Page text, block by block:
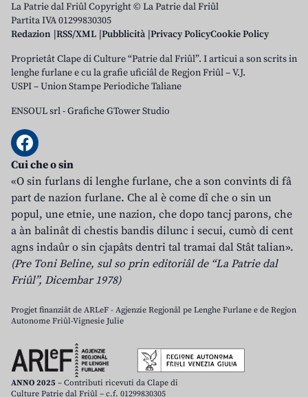
La Patrie dal Friûl Copyright © La Patrie dal Friûl
Partita IVA 01299830305
Redazion RSS/XML Pubblicità Privacy PolicyCookie Policy
Proprietât Clape di Culture “Patrie dal Friûl”. I articui a son scrits in
lenghe furlane e cu la grafie uficiâl de Regjon Friûl – V.J.
USPI – Union Stampe Periodiche Taliane
ENSOUL srl-Grafiche GTower Studio
Cui che o sin
«O sin furlans di lenghe furlane, che a son convints di fâ
part de nazion furlane. Che al è come dî che o sin un
popul, une etnie, une nazion, che dopo tancj parons, che
a àn balinât di chestis bandis dilunc i secui, cumò di cent
agns indaûr o sin cjapâts dentri tal tramai dal Stât talian».
(Pre Toni Beline, sul so prin editoriâl de “La Patrie dal
Friûl”, Dicembar 1978)
Progjet finanziât de ARLeF - Agjenzie Regjonâl pe Lenghe Furlane e de Regjon
Autonome Friûl-Vignesie Julie
ANNO 2025 – Contributi ricevuti da Clape di
Culture Patrie dal Friûl – c.f. 01299830305